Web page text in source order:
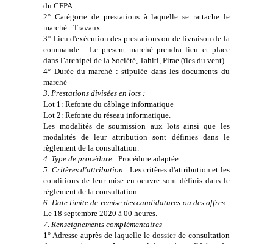
du CFPA.
2° Catégorie de prestations à laquelle se rattache le
marché : Travaux.
3° Lieu d'exécution des prestations ou de livraison de la
commande : Le present marché prendra lieu et place
dans l’archipel de la Société, Tahiti, Pirae (îles du vent).
4° Durée du marché : stipulée dans les documents du
marché
3. Prestations divisées en lots :
Lot 1: Refonte du câblage informatique
Lot 2: Refonte du réseau informatique.
Les modalités de soumission aux lots ainsi que les
modalités de leur attribution sont définies dans le
règlement de la consultation.
4. Type de procédure : Procédure adaptée
5. Critères d'attribution :Les critères d'attribution et les
conditions de leur mise en oeuvre sont définis dans le
règlement de la consultation.
6. Date limite de remise des candidatures ou des offres :
Le 18 septembre 2020 à 00 heures.
7. Renseignements complémentaires
1° Adresse auprès de laquelle le dossier de consultation